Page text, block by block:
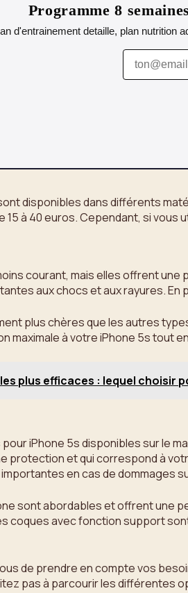
Programme 8
d'entrainement detaille, plan nutrition
disponibles dans différents
15 à 40 euros. Cependant, si
courant, mais elles offrent
aux chocs et aux rayures.
plus chères que les autres
maximale à votre iPhone 5s tout
plus efficaces : lequel choisir
iPhone 5s disponibles sur le
protection et qui correspond à
en cas de dommages
sont abordables et offrent une
coques avec fonction support
de prendre en compte vos
pas à parcourir les différentes